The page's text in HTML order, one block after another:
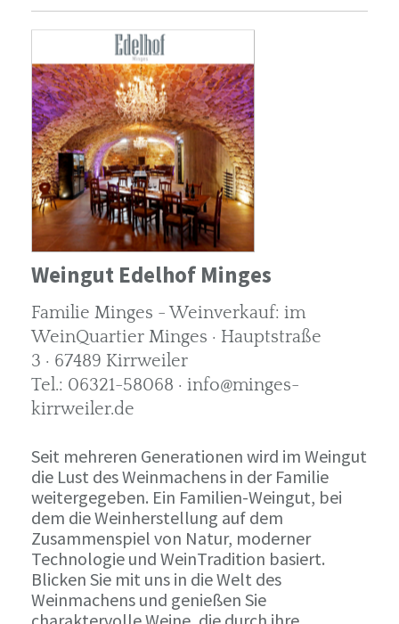
Weingut Edelhof Minges
Familie Minges - Weinverkauf: im
WeinQuartier Minges · Hauptstraße
3 · 67489 Kirrweiler
Tel.: 06321-58068 · info@minges-
kirrweiler.de
Seit mehreren Generationen wird im Weingut
die Lust des Weinmachens in der Familie
weitergegeben. Ein Familien-Weingut, bei
dem die Weinherstellung auf dem
Zusammenspiel von Natur, moderner
Technologie und WeinTradition basiert.
Blicken Sie mit uns in die Welt des
Weinmachens und genießen Sie